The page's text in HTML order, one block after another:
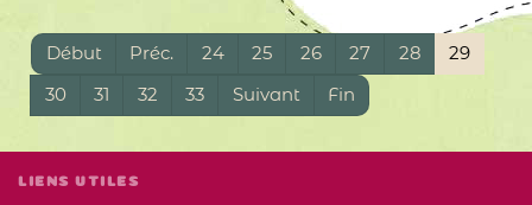
Début Préc. 24 25 26 27 28
29
30
31 32 33 Suivant Fin
LIENS UTILES